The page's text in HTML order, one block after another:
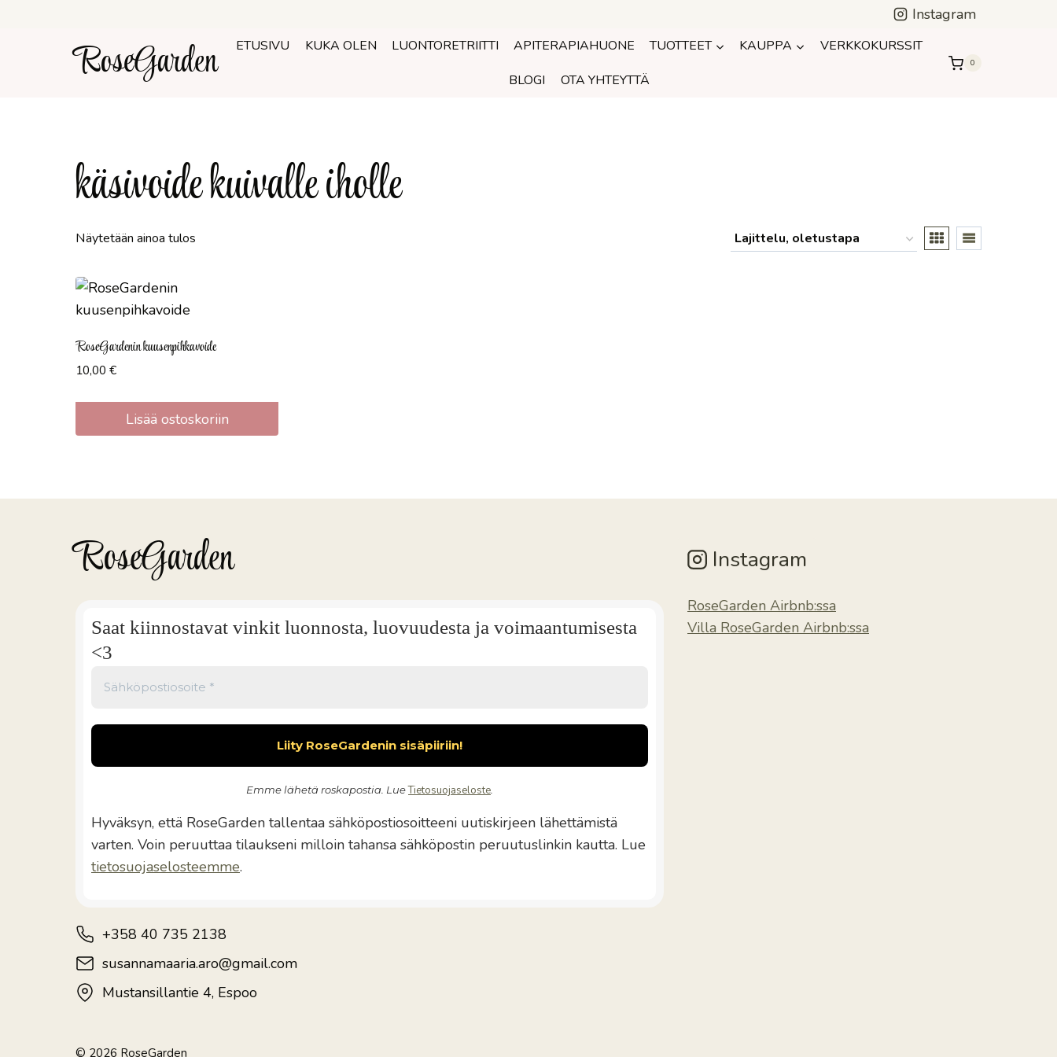
Instagram
RoseGarden ETUSIVU KUKA OLEN LUONTORETRIITTI APITERAPIAHUONE TUOTTEET KAUPPA VERKKOKURSSIT
BLOGI OTA YHTEYTTÄ
0
käsivoide kuivalle iholle
Näytetään ainoa tulos
RoseGardenin kuusenpihkavoide
10,00 €
Lisää ostoskoriin
RoseGarden
Saat kiinnostavat vinkit luonnosta, luovuudesta ja voimaantumisesta
<3
Emme lähetä roskapostia. LueTietosuojaseloste
Hyväksyn, että RoseGarden tallentaa sähköpostiosoitteeni uutiskirjeen lähettämistä
varten. Voin peruuttaa tilaukseni milloin tahansa sähköpostin peruutuslinkin kautta. Lue
tietosuojaselosteemme.
+358 40 735 2138
susannamaaria.aro@gmail.com
Mustansillantie 4, Espoo
Instagram
RoseGarden Airbnb:ssa
Villa RoseGarden Airbnb:ssa
© 2026 RoseGarden